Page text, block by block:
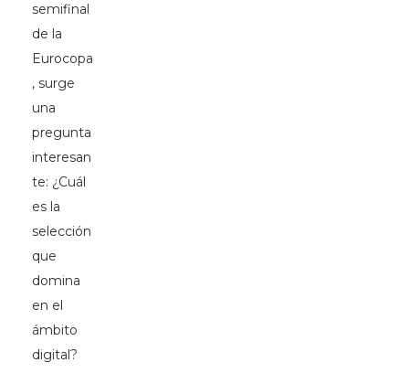
semifinal
de la
Eurocopa
, surge
una
pregunta
interesan
te: ¿Cuál
es la
selección
que
domina
en el
ámbito
digital?